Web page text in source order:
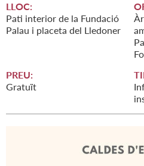
LLOC:
Pati interior de la Fundació
Palau i placeta del Lledoner
PREU:
Gratuït